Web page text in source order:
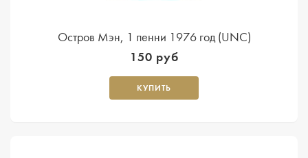
Остров Мэн, 1 пенни 1976 год (UNC)
150 руб
КУПИТЬ